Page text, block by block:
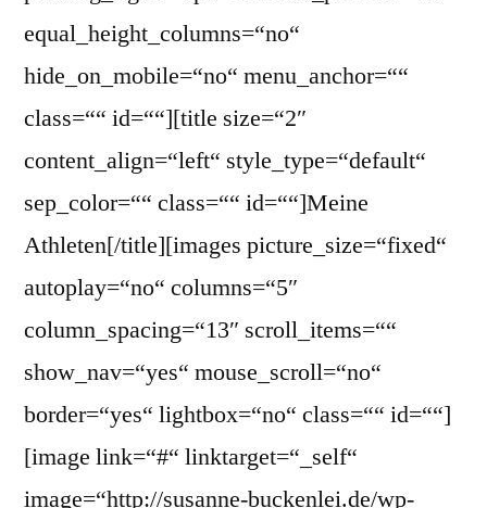
equal_height_columns=“no“
hide_on_mobile=“no“ menu_anchor=““
class=““ id=““][title size=“2″
content_align=“left“ style_type=“default“
sep_color=““ class=““ id=““]Meine
Athleten[/title][images picture_size=“fixed“
autoplay=“no“ columns=“5″
column_spacing=“13″ scroll_items=““
show_nav=“yes“ mouse_scroll=“no“
border=“yes“ lightbox=“no“ class=““ id=““]
[image link=“#“ linktarget=“_self“
image=“http://susanne-buckenlei.de/wp-